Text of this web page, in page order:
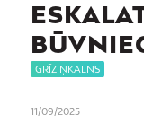
GRĪZIŅKALNS
11/09/2025